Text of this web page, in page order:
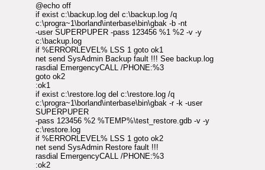
@echo off
if exist c:\backup.log del c:\backup.log /q
c:\progra~1\borland\interbase\bin\gbak -b -nt
-user SUPERPUPER -pass 123456 %1 %2 -v -y
c:\backup.log
if %ERRORLEVEL% LSS 1 goto ok1
net send SysAdmin Backup fault !!! See backup.log
rasdial EmergencyCALL /PHONE:%3
goto ok2
:ok1
if exist c:\restore.log del c:\restore.log /q
c:\progra~1\borland\interbase\bin\gbak -r -k -user
SUPERPUPER
-pass 123456 %2 %TEMP%\test_restore.gdb -v -y
c:\restore.log
if %ERRORLEVEL% LSS 1 goto ok2
net send SysAdmin Restore fault !!!
rasdial EmergencyCALL /PHONE:%3
:ok2